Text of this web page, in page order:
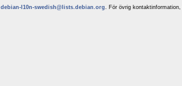
debian-l10n-swedish@lists.debian.org . För övrig